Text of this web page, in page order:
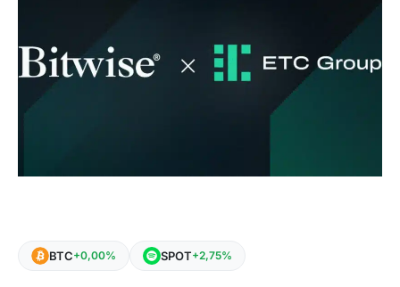
BTC+0,00% SPOT+2,75%